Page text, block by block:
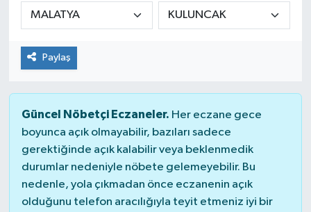
Paylaş
Güncel Nöbetçi Eczaneler. Her eczane gece
boyunca açık olmayabilir, bazıları sadece
gerektiğinde açık kalabilir veya beklenmedik
durumlar nedeniyle nöbete gelemeyebilir. Bu
nedenle, yola çıkmadan önce eczanenin açık
olduğunu telefon aracılığıyla teyit etmeniz iyi bir